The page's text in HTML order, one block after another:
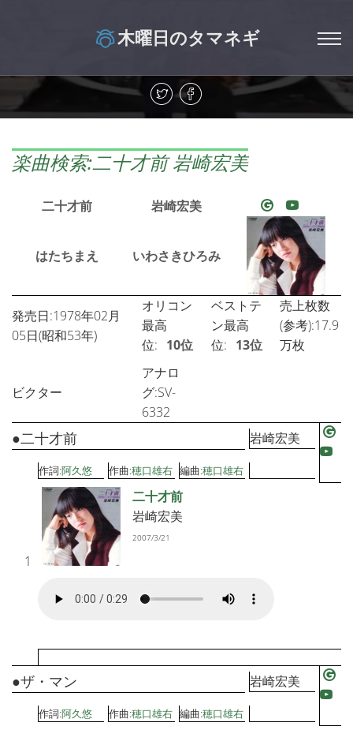
木曜日のタマネギ
楽曲検索:二十才前 岩崎宏美
二十才前 岩崎宏美
はたちまえ いわさきひろみ
発売日:1978年02月
05日(昭和53年)
オリコン
最高
位: 10位
ベストテ
ン最高
位: 13位
売上枚数
(参考):17.9
万枚
ビクター
アナロ
グ:SV-
6332
1
●二十才前 岩崎宏美
作詞:阿久悠 作曲:穂口雄右 編曲:穂口雄右
二十才前
岩崎宏美
2007/3/21
●ザ・マン 岩崎宏美
作詞:阿久悠 作曲:穂口雄右 編曲:穂口雄右